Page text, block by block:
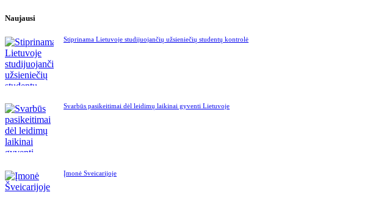
Naujausi
Stiprinama Lietuvoje studijuojančių užsieniečių studentų kontrolė
Svarbūs pasikeitimai dėl leidimų laikinai gyventi Lietuvoje
Įmonė Šveicarijoje